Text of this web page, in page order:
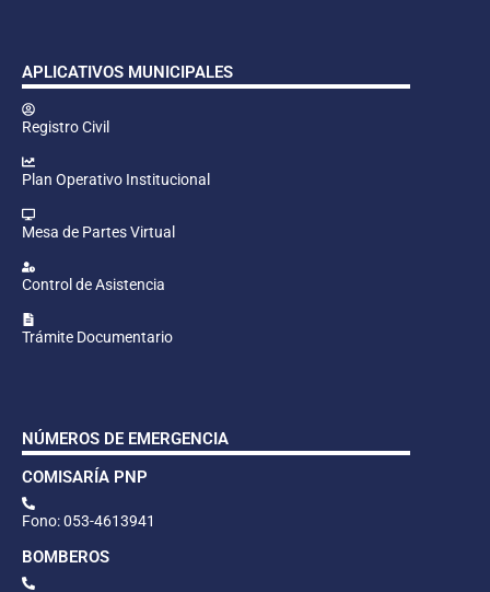
APLICATIVOS MUNICIPALES
Registro Civil
Plan Operativo Institucional
Mesa de Partes Virtual
Control de Asistencia
Trámite Documentario
NÚMEROS DE EMERGENCIA
COMISARÍA PNP
Fono: 053-4613941
BOMBEROS